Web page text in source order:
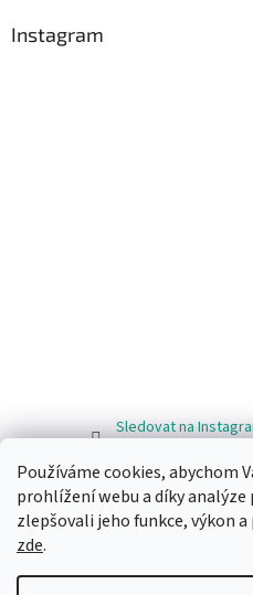
Používáme cookies, abychom
prohlížení webu a díky
zlepšovali jeho funkce, výkon
zde.
Instagram
Sledovat na
Facebook